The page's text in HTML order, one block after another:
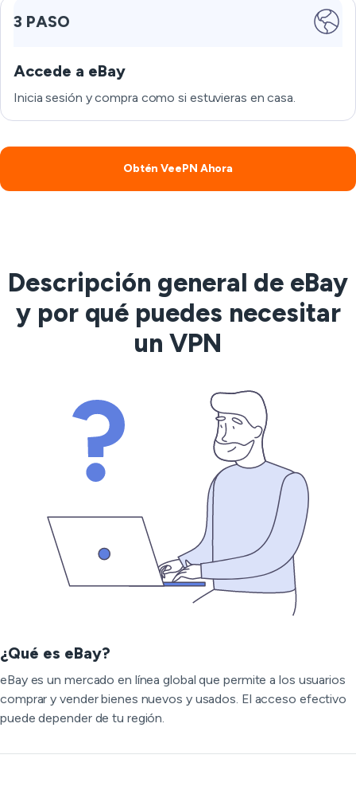
3 PASO
Accede a eBay
Inicia sesión y compra como si estuvieras en casa.
Obtén VeePN Ahora
Descripción general de eBay
y por qué puedes necesitar
un VPN
¿Qué es eBay?
eBay es un mercado en línea global que permite a los usuarios
comprar y vender bienes nuevos y usados. El acceso efectivo
puede depender de tu región.